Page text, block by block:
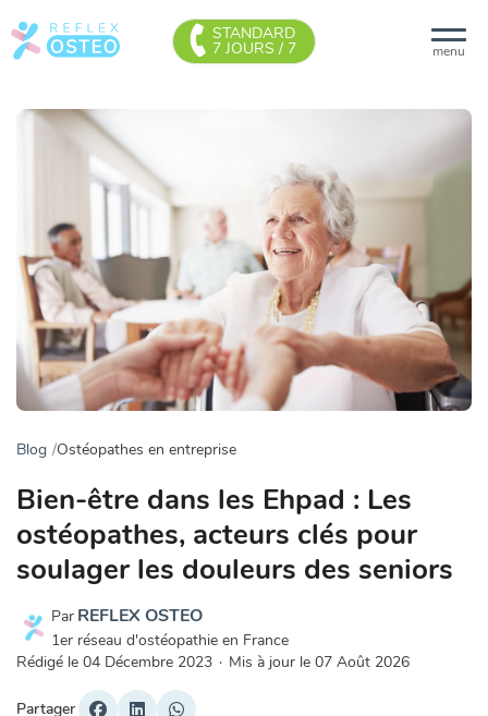
menu
STANDARD
7 JOURS / 7
Blog Ostéopathes en entreprise
Bien-être dans les Ehpad : Les
ostéopathes, acteurs clés pour
soulager les douleurs des seniors
Par REFLEX OSTEO
1er réseau d'ostéopathie en France
Rédigé le 04 Décembre 2023 · Mis à jour le 07 Août 2026
Partager